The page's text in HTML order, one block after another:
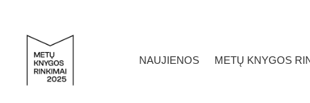
NAUJIENOS METŲ KNYGOS